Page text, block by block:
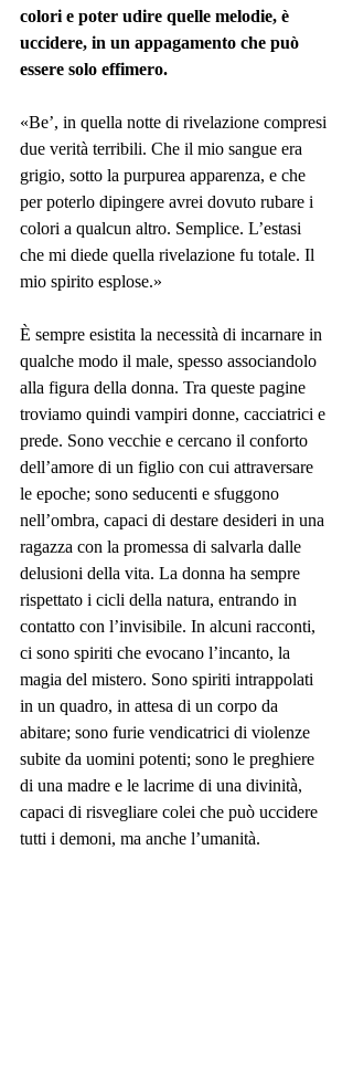
colori e poter udire quelle melodie, è
uccidere, in un appagamento che può
essere solo effimero.
«Be’, in quella notte di rivelazione compresi
due verità terribili. Che il mio sangue era
grigio, sotto la purpurea apparenza, e che
per poterlo dipingere avrei dovuto ru­bare i
colori a qualcun altro. Semplice. L’estasi
che mi diede quella rivelazione fu totale. Il
mio spirito esplose.»
È sempre esistita la necessità di incarnare in
qualche modo il male, spesso associandolo
alla figura della donna. Tra queste pagine
troviamo quindi vampiri donne, cacciatrici e
prede. Sono vecchie e cercano il conforto
dell’amore di un figlio con cui attraversare
le epoche; sono seducenti e sfuggono
nell’ombra, capaci di destare desideri in una
ragazza con la promessa di salvarla dalle
delusioni della vita. La donna ha sempre
rispettato i cicli della natura, entrando in
contatto con l’invisibile. In alcuni racconti,
ci sono spiriti che evocano l’incanto, la
magia del mistero. Sono spiriti intrappolati
in un quadro, in attesa di un corpo da
abitare; sono furie vendicatrici di violenze
subite da uomini potenti; sono le preghiere
di una madre e le lacrime di una divinità,
capaci di risvegliare colei che può uccidere
tutti i demoni, ma anche l’umanità.